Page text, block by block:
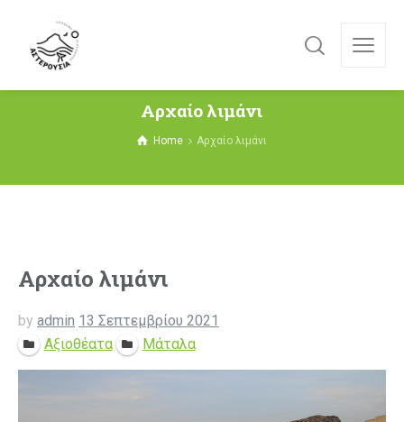
Αρχαίο λιμάνι
Home Αρχαίο λιμάνι
Αρχαίο λιμάνι
by admin 13 Σεπτεμβρίου 2021
Αξιοθέατα
Μάταλα